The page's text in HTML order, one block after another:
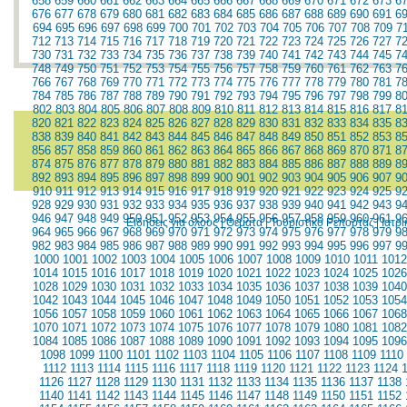
676 677 678 679 680 681 682 683 684 685 686 687 688 689 690 691
694 695 696 697 698 699 700 701 702 703 704 705 706 707 708 709
712 713 714 715 716 717 718 719 720 721 722 723 724 725 726 727
730 731 732 733 734 735 736 737 738 739 740 741 742 743 744 745
748 749 750 751 752 753 754 755 756 757 758 759 760 761 762 763
766 767 768 769 770 771 772 773 774 775 776 777 778 779 780 781
784 785 786 787 788 789 790 791 792 793 794 795 796 797 798 799
802 803 804 805 806 807 808 809 810 811 812 813 814 815 816 817
820 821 822 823 824 825 826 827 828 829 830 831 832 833 834 835
838 839 840 841 842 843 844 845 846 847 848 849 850 851 852 853
856 857 858 859 860 861 862 863 864 865 866 867 868 869 870 871
874 875 876 877 878 879 880 881 882 883 884 885 886 887 888 889
892 893 894 895 896 897 898 899 900 901 902 903 904 905 906 907
910 911 912 913 914 915 916 917 918 919 920 921 922 923 924 925
928 929 930 931 932 933 934 935 936 937 938 939 940 941 942 943
946 947 948 949 950 951 952 953 954 955 956 957 958 959 960 961
964 965 966 967 968 969 970 971 972 973 974 975 976 977 978 979
982 983 984 985 986 987 988 989 990 991 992 993 994 995 996 997
1000 1001 1002 1003 1004 1005 1006 1007 1008 1009 1010 1011 1012
1014 1015 1016 1017 1018 1019 1020 1021 1022 1023 1024 1025 1026
1028 1029 1030 1031 1032 1033 1034 1035 1036 1037 1038 1039 1040
1042 1043 1044 1045 1046 1047 1048 1049 1050 1051 1052 1053 1054
1056 1057 1058 1059 1060 1061 1062 1063 1064 1065 1066 1067 1068
1070 1071 1072 1073 1074 1075 1076 1077 1078 1079 1080 1081 1082
1084 1085 1086 1087 1088 1089 1090 1091 1092 1093 1094 1095 1096
1098 1099 1100 1101 1102 1103 1104 1105 1106 1107 1108 1109 1110
1112 1113 1114 1115 1116 1117 1118 1119 1120 1121 1122 1123 1124
1126 1127 1128 1129 1130 1131 1132 1133 1134 1135 1136 1137 1138
1140 1141 1142 1143 1144 1145 1146 1147 1148 1149 1150 1151 1152
Ειδήσεις για όλους|Θέματα|Τουριστικό Ρεπορτάζ|